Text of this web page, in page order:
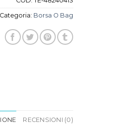
Categoria: Borsa O Bag
RECENSIONI (0)